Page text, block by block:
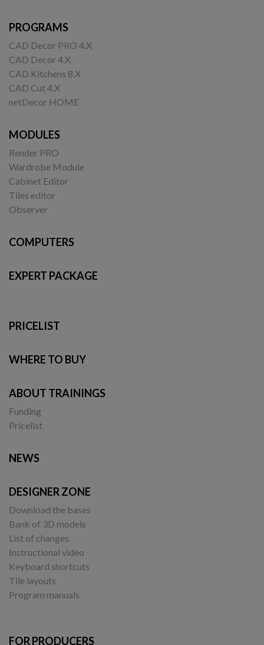
PROGRAMS
CAD Decor PRO 4.X
CAD Decor 4.X
CAD Kitchens 8.X
CAD Cut 4.X
netDecor HOME
MODULES
Render PRO
Wardrobe Module
Cabinet Editor
Tiles editor
Observer
COMPUTERS
EXPERT PACKAGE
PRICELIST
WHERE TO BUY
ABOUT TRAININGS
Funding
Pricelist
NEWS
DESIGNER ZONE
Download the bases
Bank of 3D models
List of changes
Instructional video
Keyboard shortcuts
Tile layouts
Program manuals
FOR PRODUCERS